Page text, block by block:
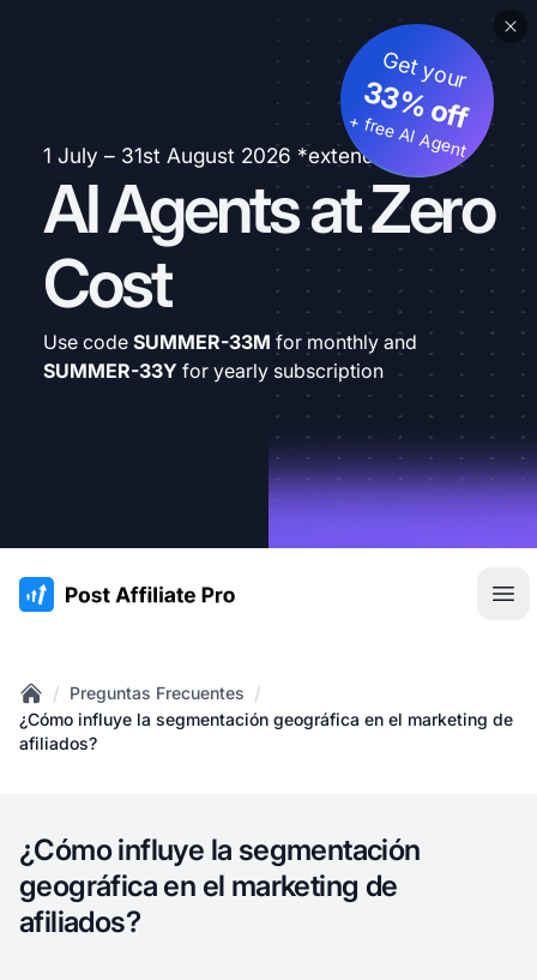
1 July – 31st August 2026 *extended
AI Agents at Zero
Cost
Get your
33% off
+ free AI Agent
Use code SUMMER-33M for monthly and
SUMMER-33Y for yearly subscription
:site.title
Home
/ Preguntas Frecuentes /
¿Cómo influye la segmentación geográfica en el marketing de
afiliados?
¿Cómo influye la segmentación
geográfica en el marketing de
afiliados?